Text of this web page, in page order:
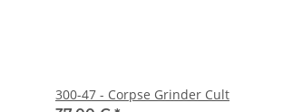
300-47 - Corpse Grinder Cult